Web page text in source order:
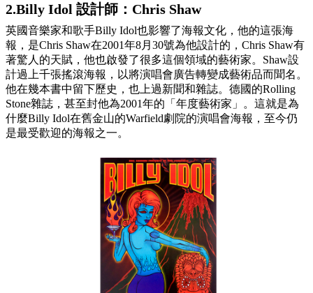
2.Billy Idol 設計師：Chris Shaw
英國音樂家和歌手Billy Idol也影響了海報文化，他的這張海
報，是Chris Shaw在2001年8月30號為他設計的，Chris Shaw有
著驚人的天賦，他也啟發了很多這個領域的藝術家。Shaw設
計過上千張搖滾海報，以將演唱會廣告轉變成藝術品而聞名。
他在幾本書中留下歷史，也上過新聞和雜誌。德國的Rolling
Stone雜誌，甚至封他為2001年的「年度藝術家」。這就是為
什麼Billy Idol在舊金山的Warfield劇院的演唱會海報，至今仍
是最受歡迎的海報之一。